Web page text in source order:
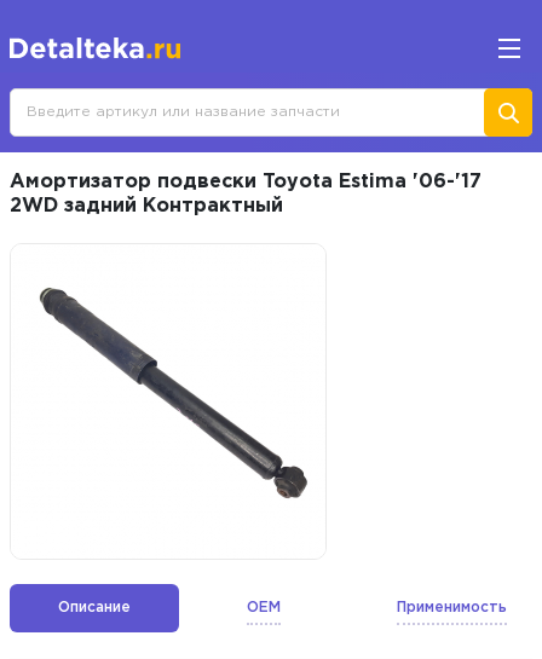
Амортизатор подвески Toyota Estima '06-'17
2WD задний Контрактный
Описание OEM Применимость